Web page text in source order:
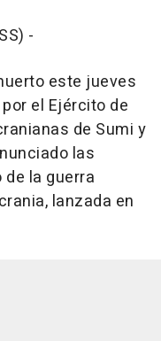
-
este jueves
el Ejército de
de Sumi y
las
la guerra
lanzada en